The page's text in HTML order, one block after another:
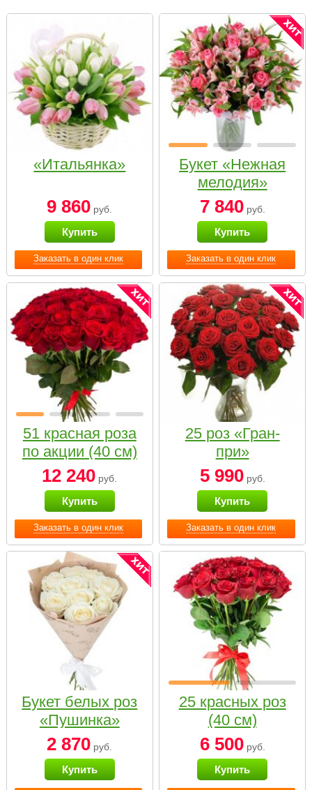
Заказать в один клик
«Итальянка»
9 860 руб.
Купить
Заказать в один клик
Букет «Нежная
мелодия»
7 840руб.
Купить
Заказать в один клик
51 красная роза
по акции (40 см)
12 240 руб.
Купить
Заказать в один клик
25 роз «Гран-
при»
5 990руб.
Купить
Букет белых роз
«Пушинка»
2 870 руб.
Купить
25 красных роз
(40 см)
6 500руб.
Купить